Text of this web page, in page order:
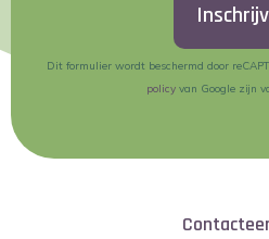
Dit formulier wordt beschermd door
policyvan Google zijn